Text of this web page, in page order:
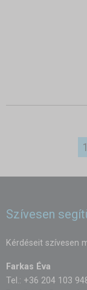
1
Szívesen
Kérdéseit szívesen
Farkas Éva
Tel.: +36 204 103